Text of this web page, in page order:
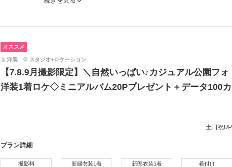
オススメ
洋装 スタジオ+ロケーション
【7.8.9月撮影限定】＼自然いっぱい♪カジュアル公園フ
洋装1着ロケ◇ミニアルバム20Pプレゼント＋データ100カ
土日祝UP
プラン詳細
撮影料 新婦衣装1着 新郎衣装1着 着付け